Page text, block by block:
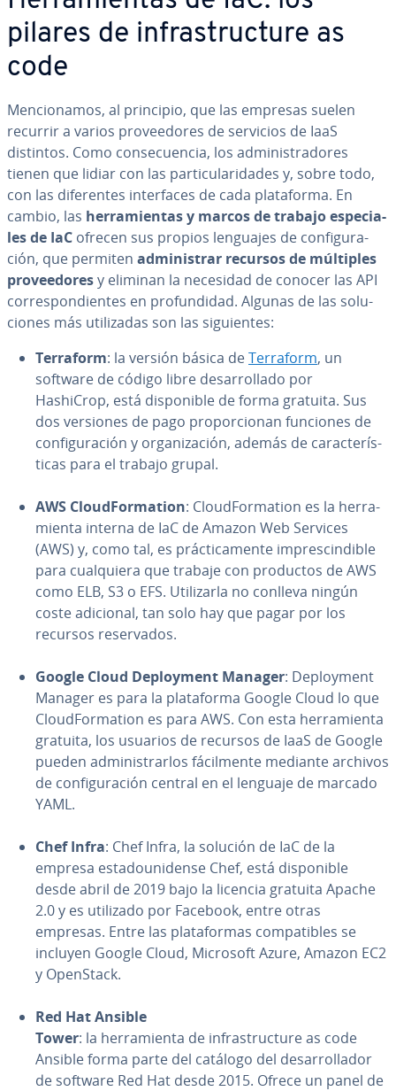
pilares de in­fra­s­tru­c­tu­re as
code
Me­n­cio­na­mos, al principio, que las empresas suelen
recurrir a varios pro­vee­do­res de servicios de IaaS
distintos. Como co­n­se­cue­n­cia, los ad­mi­ni­s­tra­do­res
tienen que lidiar con las pa­r­ti­cu­la­ri­da­des y, sobre todo,
con las di­fe­re­n­tes in­te­r­fa­ces de cada pla­ta­fo­r­ma. En
cambio, las he­rra­mie­n­tas y marcos de trabajo es­pe­cia­
les de IaC ofrecen sus propios lenguajes de co­n­fi­gu­ra­
ción, que permiten ad­mi­ni­s­trar recursos de múltiples
pro­vee­do­resy eliminan la necesidad de conocer las API
co­rre­s­po­n­die­n­tes en pro­fu­n­di­dad. Algunas de las so­lu­
cio­nes más uti­li­za­das son las si­guie­n­tes:
Terraform: la versión básica deTerraform, un
software de código libre de­sa­rro­lla­do por
HashiCrop, está di­s­po­ni­ble de forma gratuita. Sus
dos versiones de pago pro­po­r­cio­nan funciones de
co­n­fi­gu­ra­ción y or­ga­ni­za­ción, además de ca­ra­c­te­rí­s­
ti­cas para el trabajo grupal.
AWS Clou­d­Fo­r­ma­tion: Clou­d­Fo­r­ma­tion es la he­rra­
mie­n­ta interna de IaC de Amazon Web Services
(AWS) y, como tal, es prá­c­ti­ca­me­n­te im­pre­s­ci­n­di­ble
para cua­l­quie­ra que trabaje con productos de AWS
como ELB, S3 o EFS. Uti­li­zar­la no conlleva ningún
coste adicional, tan solo hay que pagar por los
recursos re­se­r­va­dos.
Google Cloud De­plo­y­me­nt Manager: De­plo­y­me­nt
Manager es para la pla­ta­fo­r­ma Google Cloud lo que
Clou­d­Fo­r­ma­tion es para AWS. Con esta he­rra­mie­n­ta
gratuita, los usuarios de recursos de IaaS de Google
pueden ad­mi­ni­s­trar­los fá­ci­l­me­n­te mediante archivos
de co­n­fi­gu­ra­ción central en el lenguaje de marcado
YAML.
Chef Infra: Chef Infra, la solución de IaC de la
empresa es­ta­dou­ni­de­n­se Chef, está di­s­po­ni­ble
desde abril de 2019 bajo la licencia gratuita Apache
2.0 y es utilizado por Facebook, entre otras
empresas. Entre las pla­ta­fo­r­mas co­m­pa­ti­bles se
incluyen Google Cloud, Microsoft Azure, Amazon EC2
y OpenStack.
Red Hat Ansible
Tower: la he­rra­mie­n­ta de in­fra­s­tru­c­tu­re as code
Ansible forma parte del catálogo del de­sa­rro­lla­dor
de software Red Hat desde 2015. Ofrece un panel de